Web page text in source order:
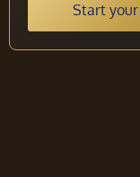
Start